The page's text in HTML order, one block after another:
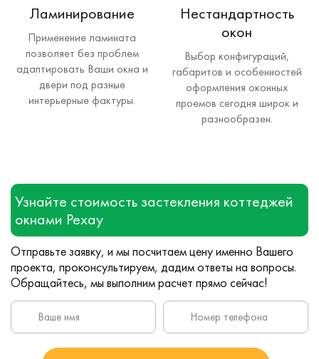
Ламинирование
Применение ламината
позволяет без проблем
адаптировать Ваши окна и
двери под разные
интерьерные фактуры.
Нестандартность
окон
Выбор конфигураций,
габаритов и особенностей
оформления оконных
проемов сегодня широк и
разнообразен.
Узнайте стоимость застекления коттеджей
окнами Рехау
Отправьте заявку, и мы посчитаем цену именно Вашего
проекта, проконсультируем, дадим ответы на вопросы.
Обращайтесь, мы выполним расчет прямо сейчас!